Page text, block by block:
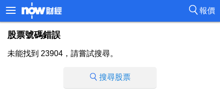
報價
股票號碼錯誤
未能找到 23904，請嘗試搜尋。
搜尋股票